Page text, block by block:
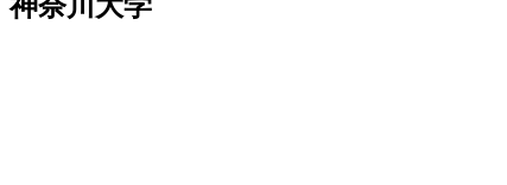
神奈川大学